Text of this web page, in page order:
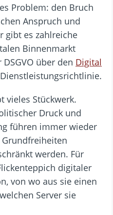
Problem: den Bruch
Anspruch und
gibt es zahlreiche
Binnenmarkt
über den Digital
vieles Stückwerk.
Druck und
führen immer wieder
Grundfreiheiten
werden. Für
digitaler
von wo aus sie einen
Server sie